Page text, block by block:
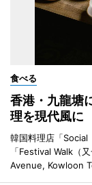
食べる
香港・九龍塘
理を現代風に
韓国料理店「Social
「Festival Walk（
Avenue, Kowloon